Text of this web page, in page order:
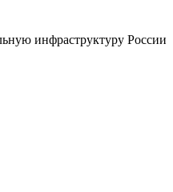
инфраструктуру России